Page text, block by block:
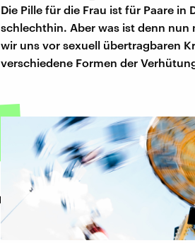
Die Pille für die Frau ist für Paare
schlechthin. Aber was ist denn nun
wir uns vor sexuell übertragbaren
verschiedene Formen der